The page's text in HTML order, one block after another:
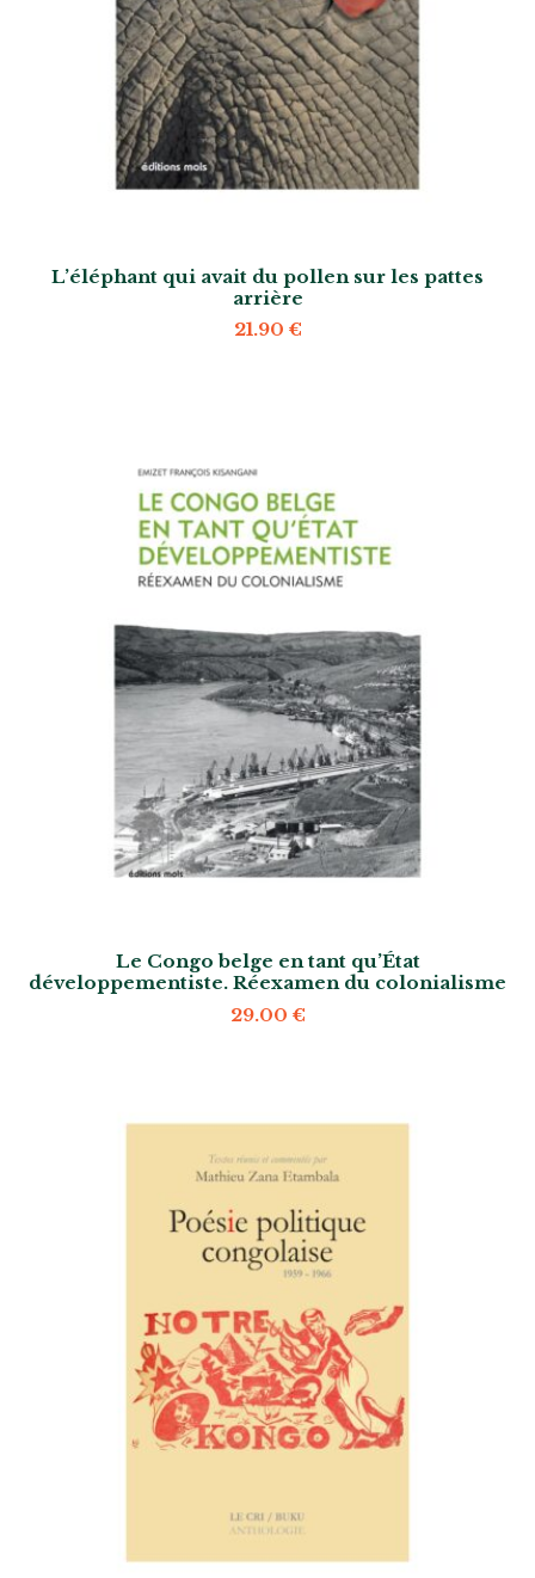
L’éléphant qui avait du pollen sur les pattes
arrière
21.90 €
Le Congo belge en tant qu’État
développementiste. Réexamen du colonialisme
29.00 €